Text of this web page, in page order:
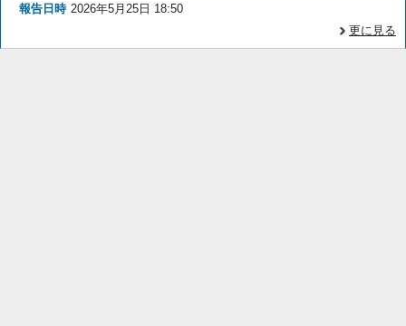
報告日時 2026年5月25日 18:50
更に見る